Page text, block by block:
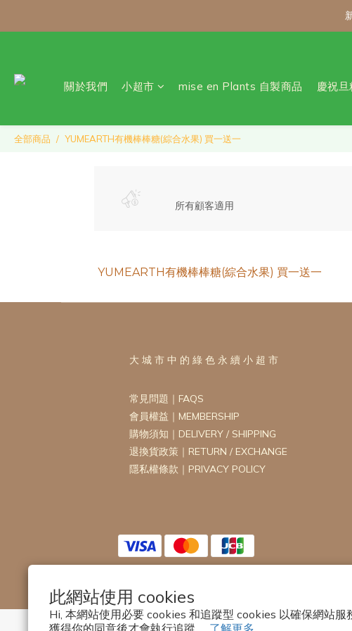
此網站使用 cookies
Hi, 本網站使用必要 cookies 和追蹤型 cookies 以確保網站服
獲得你的同意後才會執行追蹤。 了解更多
每月 8 號會員日｜小超市自製商品不
關於我們 小超市 mise en Plants 自製商品 慶祝旦
全部商品 YUMEARTH有機棒棒糖(綜合水果) 買一送一
所有顧客適用
YUMEARTH有機棒棒糖(綜合水果) 買一送一
大 城 市 中 的 綠 色 永 續 小 超 市
常見問題｜FAQS
會員權益｜MEMBERSHIP
購物須知｜DELIVERY / SHIPPING
退換貨政策｜RETURN / EXCHANGE
隱私權條款｜PRIVACY POLICY